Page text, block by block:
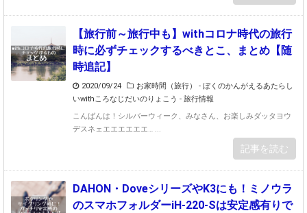
【旅行前～旅行中も】withコロナ時代の旅行
時に必ずチェックするべきとこ、まとめ【随
時追記】
2020/09/24 お家時間（旅行） - ぼくのかんがえるあたらし
いwithころなじだいのりょこう - 旅行情報
こんばんは！シルバーウィーク、みなさん、お楽しみダッタヨウ
デスネェエエエエエエ… ...
記事を読む
DAHON・DoveシリーズやK3にも！ミノウラ
のスマホフォルダーiH-220-Sは安定感有りで